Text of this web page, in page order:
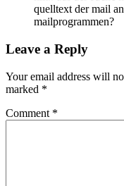
quelltext der mail
mailprogrammen?
Leave a Reply
Your email address will
marked *
Comment *